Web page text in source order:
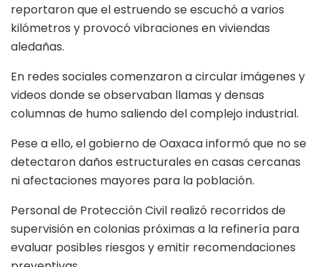
reportaron que el estruendo se escuchó a varios
kilómetros y provocó vibraciones en viviendas
aledañas.
En redes sociales comenzaron a circular imágenes y
videos donde se observaban llamas y densas
columnas de humo saliendo del complejo industrial.
Pese a ello, el gobierno de Oaxaca informó que no se
detectaron daños estructurales en casas cercanas
ni afectaciones mayores para la población.
Personal de Protección Civil realizó recorridos de
supervisión en colonias próximas a la refinería para
evaluar posibles riesgos y emitir recomendaciones